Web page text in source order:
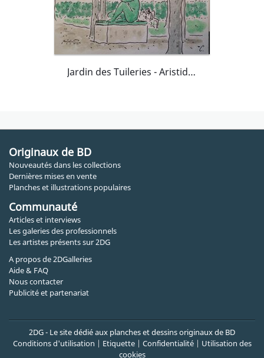
Jardin des Tuileries - Aristide Maillol - "La Méditerranée"
Originaux de BD
Nouveautés dans les collections
Dernières mises en vente
Planches et illustrations populaires
Communauté
Articles et interviews
Les galeries des professionnels
Les artistes présents sur 2DG
A propos de 2DGalleries
Aide & FAQ
Nous contacter
Publicité et partenariat
2DG - Le site dédié aux planches et dessins originaux de BD
Conditions d'utilisation | Etiquette| Confidentialité| Utilisation des
cookies